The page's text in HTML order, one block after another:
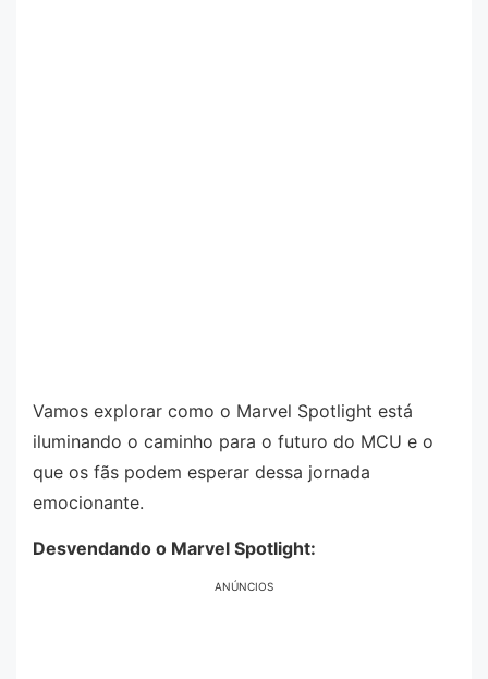
Vamos explorar como o Marvel Spotlight está
iluminando o caminho para o futuro do MCU e o
que os fãs podem esperar dessa jornada
emocionante.
Desvendando o Marvel Spotlight:
ANÚNCIOS